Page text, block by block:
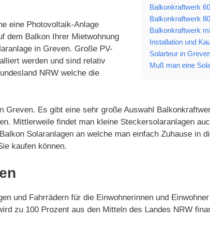
Balkonkraftwerk
Balkonkraftwerk
Balkonkraftwerk
Installation und
Solarteur in
Muß man eine
eine Photovoltaik-Anlage
dem Balkon Ihrer Mietwohnung
in Greven. Große PV-
werden und sind relativ
NRW welche die
Es gibt eine sehr große Auswahl
Mittlerweile findet man kleine Steckersolaranlagen
Solaranlagen an welche man einfach Zuhause in
kaufen können.
und Fahrrädern für die Einwohnerinnen und
zu 100 Prozent aus den Mitteln des Landes NRW